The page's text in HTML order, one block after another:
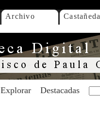
Archivo Castañeda
Explorar Destacadas